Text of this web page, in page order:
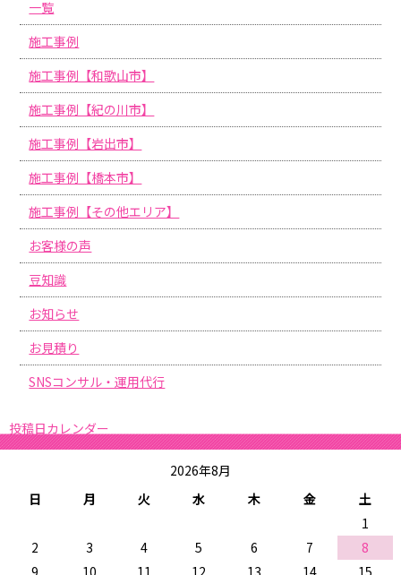
一覧
施工事例
施工事例【和歌山市】
施工事例【紀の川市】
施工事例【岩出市】
施工事例【橋本市】
施工事例【その他エリア】
お客様の声
豆知識
お知らせ
お見積り
SNSコンサル・運用代行
投稿日カレンダー
2026年8月
日
月 火 水 木 金
土
1
2
3 4 5 6 7
8
9
10 11 12 13 14 15